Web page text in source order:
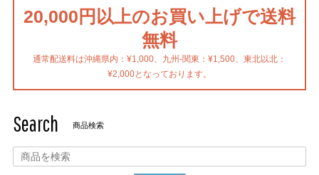
20,000円以上のお買い上げで送料
無料
通常配送料は沖縄県内：¥1,000、九州-関東：¥1,500、東北以北：
¥2,000となっております。
Search 商品検索